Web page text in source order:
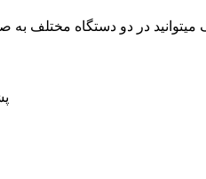
میتوانید در دو دستگاه